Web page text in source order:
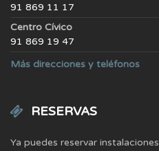
91 869 11 17
Centro Cívico
91 869 19 47
Más direcciones y teléfonos
RESERVAS
Ya puedes reservar